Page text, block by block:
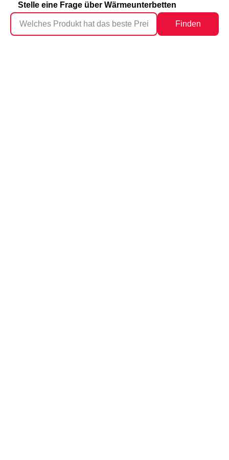
Stelle eine Frage über Wärmeunterbetten
Finden